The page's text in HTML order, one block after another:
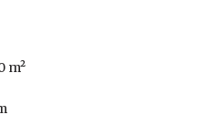
m²